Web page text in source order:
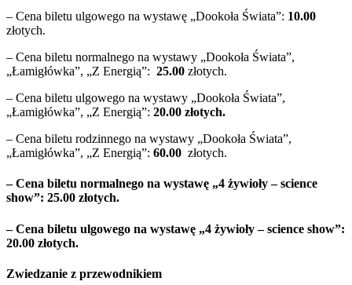
– Cena biletu ulgowego na wystawę „Dookoła Świata”: 10.00
złotych.
– Cena biletu normalnego na wystawy „Dookoła Świata”,
„Łamigłówka”, „Z Energią”: 25.00 złotych.
– Cena biletu ulgowego na wystawy „Dookoła Świata”,
„Łamigłówka”, „Z Energią”: 20.00 złotych.
– Cena biletu rodzinnego na wystawy „Dookoła Świata”,
„Łamigłówka”, „Z Energią”: 60.00 złotych.
– Cena biletu normalnego na wystawę „4 żywioły – science
show”: 25.00 złotych.
– Cena biletu ulgowego na wystawę „4 żywioły – science show”:
20.00 złotych.
Zwiedzanie z przewodnikiem